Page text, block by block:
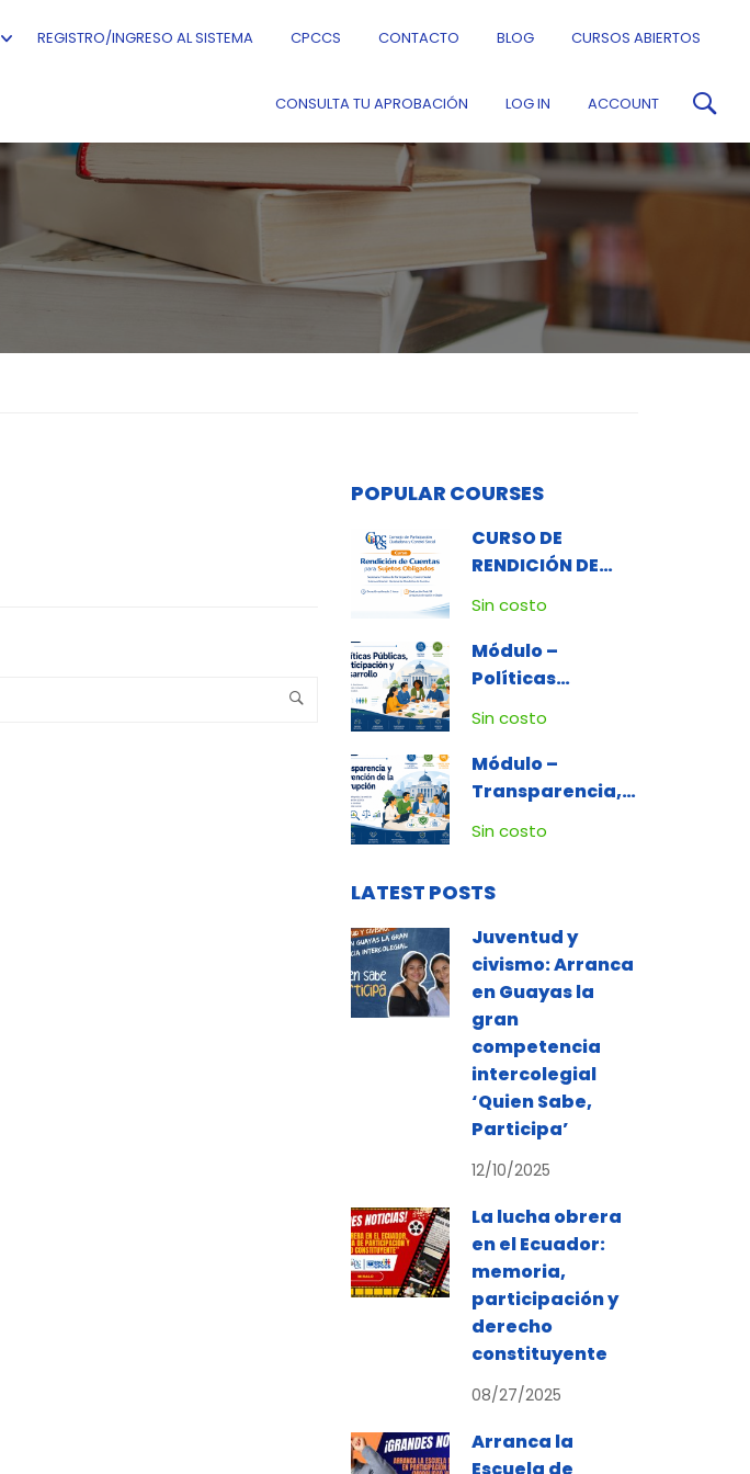
REGISTRO/INGRESO AL SISTEMA CPCCS CONTACTO BLOG CURSOS ABIERTOS
CONSULTA TU APROBACIÓN LOG IN ACCOUNT
POPULAR COURSES
CURSO DE
RENDICIÓN DE
CUENTAS PARA
OBLIGADOS
Sin costo
Módulo –
Políticas
Públicas,
Desarrollo
Sin costo
Módulo –
Transparencia,
Ética e
Contra la
Corrupción
Sin costo
LATEST POSTS
Juventud y
civismo: Arranca
en Guayas la
gran
competencia
intercolegial
‘Quien Sabe,
Participa’
12/10/2025
La lucha obrera
en el Ecuador:
memoria,
participación y
derecho
constituyente
08/27/2025
Arranca la